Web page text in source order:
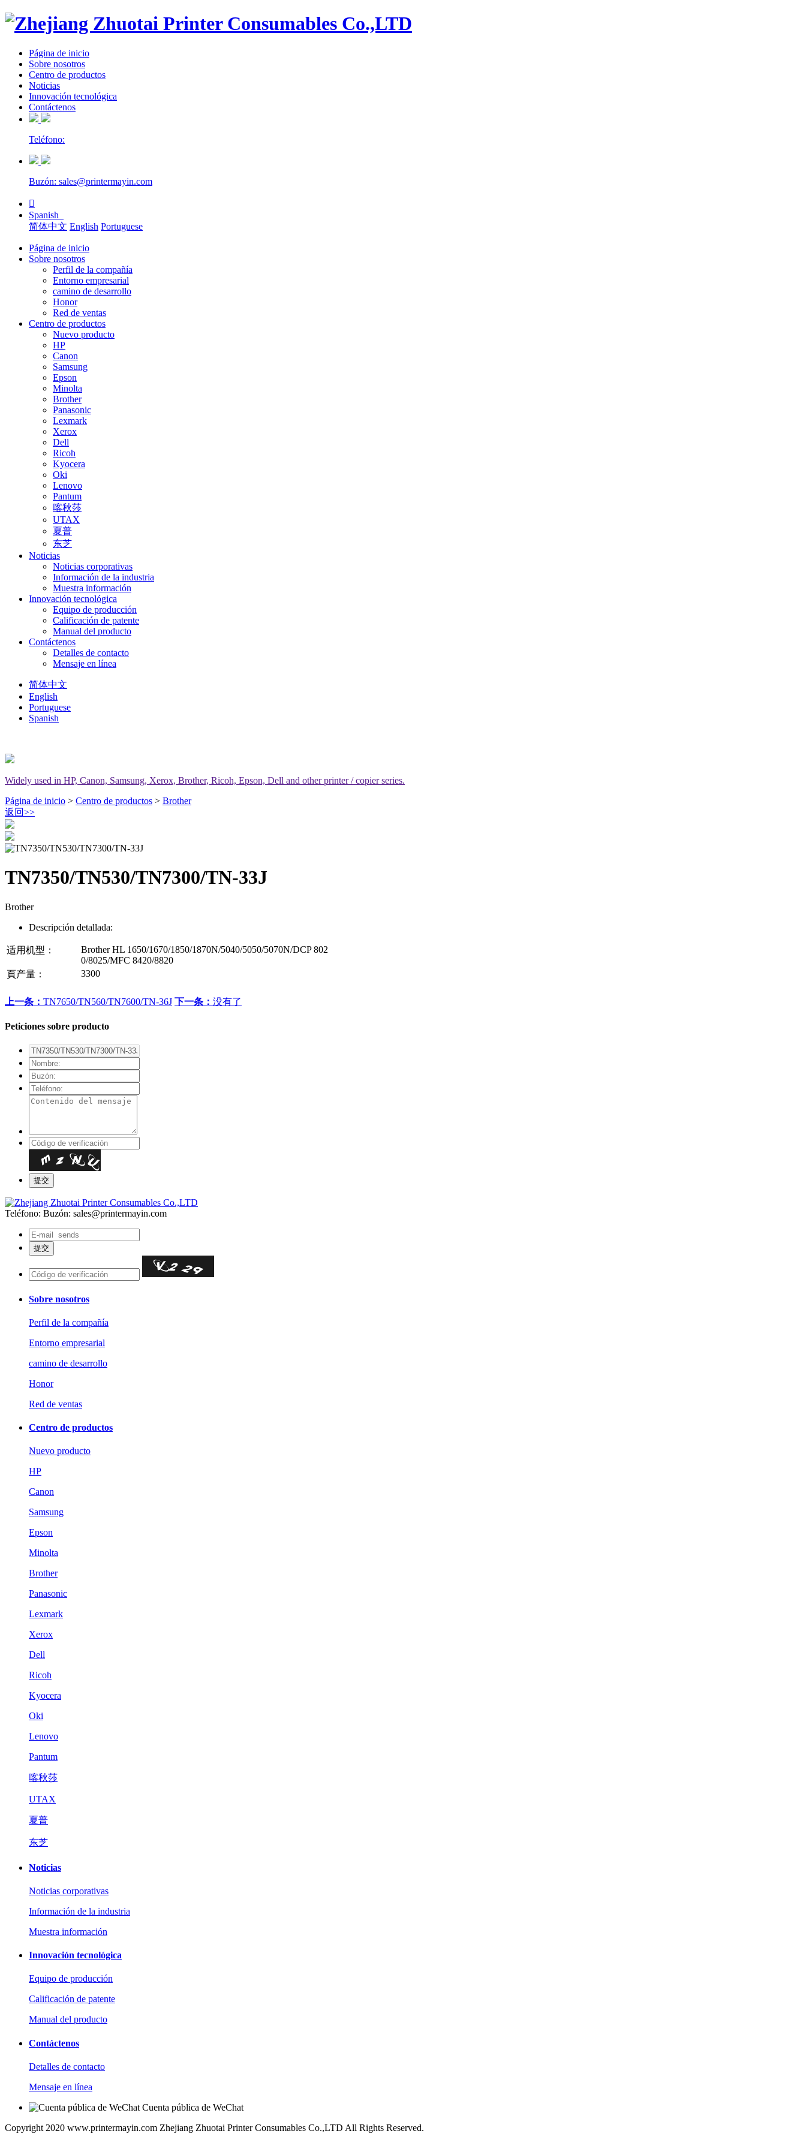
Página de inicio
Sobre nosotros
Centro de productos
Noticias
Innovación tecnológica
Contáctenos
Teléfono:
Buzón: sales@printermayin.com

Spanish
简体中文 English Portuguese
Página de inicio
Sobre nosotros
Perfil de la compañía
Entorno empresarial
camino de desarrollo
Honor
Red de ventas
Centro de productos
Nuevo producto
HP
Canon
Samsung
Epson
Minolta
Brother
Panasonic
Lexmark
Xerox
Dell
Ricoh
Kyocera
Oki
Lenovo
Pantum
喀秋莎
UTAX
夏普
东芝
Noticias
Noticias corporativas
Información de la industria
Muestra información
Innovación tecnológica
Equipo de producción
Calificación de patente
Manual del producto
Contáctenos
Detalles de contacto
Mensaje en línea
简体中文
English
Portuguese
Spanish
Widely used in HP, Canon, Samsung, Xerox, Brother, Ricoh, Epson, Dell and other printer / copier series.
Página de inicio > Centro de productos > Brother
返回>>
TN7350/TN530/TN7300/TN-33J
Brother
Descripción detallada:
适用机型：
Brother HL 1650/1670/1850/1870N/5040/5050/5070N/DCP 802
0/8025/MFC 8420/8820
頁产量：
3300
上一条： TN7650/TN560/TN7600/TN-36J 下一条： 没有了
Peticiones sobre producto
Teléfono: Buzón: sales@printermayin.com
Sobre nosotros
Perfil de la compañía
Entorno empresarial
camino de desarrollo
Honor
Red de ventas
Centro de productos
Nuevo producto
HP
Canon
Samsung
Epson
Minolta
Brother
Panasonic
Lexmark
Xerox
Dell
Ricoh
Kyocera
Oki
Lenovo
Pantum
喀秋莎
UTAX
夏普
东芝
Noticias
Noticias corporativas
Información de la industria
Muestra información
Innovación tecnológica
Equipo de producción
Calificación de patente
Manual del producto
Contáctenos
Detalles de contacto
Mensaje en línea
Cuenta pública de WeChat
Copyright 2020 www.printermayin.com Zhejiang Zhuotai Printer Consumables Co.,LTD All Rights Reserved.